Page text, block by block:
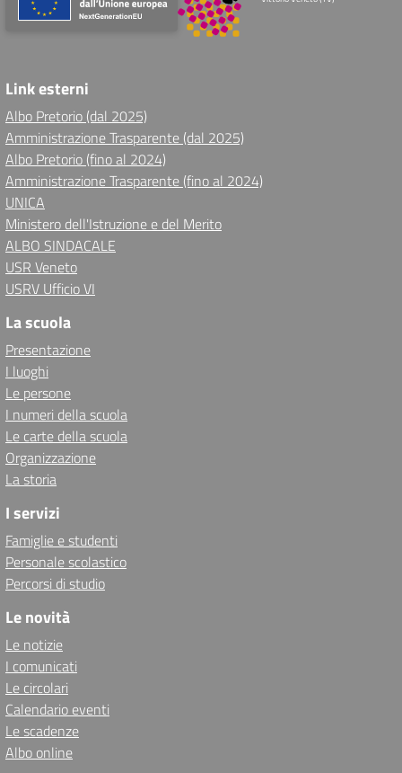
Link esterni
Albo Pretorio (dal 2025)
Amministrazione Trasparente (dal 2025)
Albo Pretorio (fino al 2024)
Amministrazione Trasparente (fino al 2024)
UNICA
Ministero dell'Istruzione e del Merito
ALBO SINDACALE
USR Veneto
USRV Ufficio VI
La scuola
Presentazione
I luoghi
Le persone
I numeri della scuola
Le carte della scuola
Organizzazione
La storia
I servizi
Famiglie e studenti
Personale scolastico
Percorsi di studio
Le novità
Le notizie
I comunicati
Le circolari
Calendario eventi
Le scadenze
Albo online